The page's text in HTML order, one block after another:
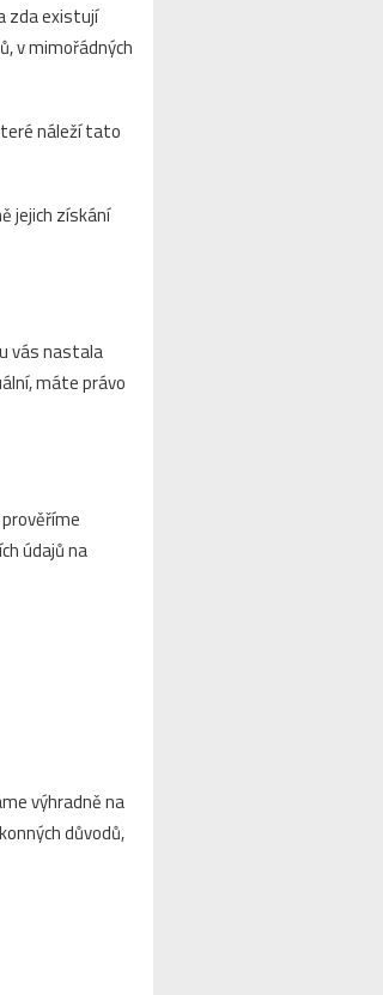
zda existují
v mimořádných
náleží tato
jejich získání
vás nastala
máte právo
údajů na
výhradně na
důvodů,